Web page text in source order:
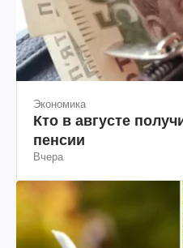
Экономика
Кто в августе
пенсии
Вчера